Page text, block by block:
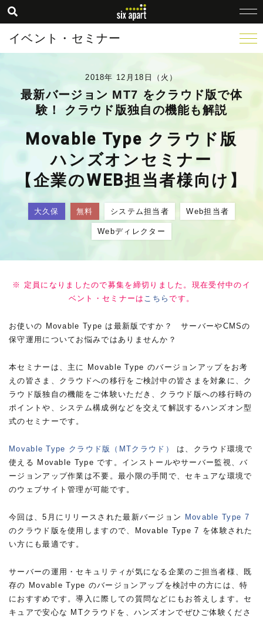
イベント・セミナー
2018年 12月18日（火）
最新バージョン MT7 をクラウド版で体
験！ クラウド版独自の機能も解説
Movable Type クラウド版
ハンズオンセミナー
【企業のWEB担当者様向け】
大久保 無料 システム担当者 Web担当者
Webディレクター
※ 定員になりましたので募集を締切りました。現在受付中のイ
ベント・セミナーは こちらです。
お使いの Movable Type は最新版ですか？ サーバーやCMSの
保守運用についてお悩みではありませんか？
本セミナーは、主に Movable Type のバージョンアップをお考
えの皆さま、クラウドへの移行をご検討中の皆さまを対象に、ク
ラウド版独自の機能をご体験いただき、クラウド版への移行時の
ポイントや、システム構成例などを交えて解説するハンズオン型
式のセミナーです。
Movable Type クラウド版（MTクラウド）
は、クラウド環境で
使える Movable Type です。インストールやサーバー監視、バ
ージョンアップ作業は不要。最小限の手間で、セキュアな環境で
のウェブサイト管理が可能です。
今回は、5月にリリースされた最新バージョン
Movable Type 7
のクラウド版を使用しますので、Movable Type 7 を体験された
い方にも最適です。
サーバーの運用・セキュリティが気になる企業のご担当者様、既
存の Movable Type のバージョンアップを検討中の方には、特
におすすめです。導入に際しての質問などにもお答えします。セ
キュアで安心な MTクラウドを、ハンズオンでぜひご体験くださ